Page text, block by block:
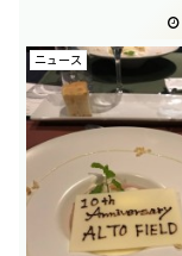
ニュース